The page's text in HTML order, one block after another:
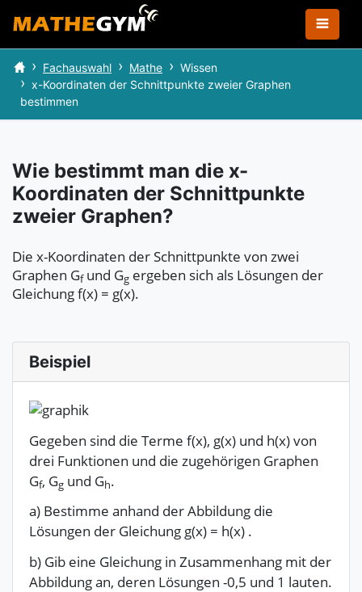
Fachauswahl Mathe
Wissen
x-Koordinaten der Schnittpunkte zweier Graphen
bestimmen
Wie bestimmt man die x-
Koordinaten der Schnittpunkte
zweier Graphen?
Die x-Koordinaten der Schnittpunkte von zwei
Graphen Gfund Gg ergeben sich als Lösungen der
Gleichungf(x) = g(x).
Beispiel
Gegeben sind die Terme f(x), g(x) und h(x) von
drei Funktionen und die zugehörigen Graphen
Gf, Gg und Gh.
a) Bestimme anhand der Abbildung die
Lösungen der Gleichung g(x) = h(x) .
b) Gib eine Gleichung in Zusammenhang mit der
Abbildung an, deren Lösungen -0,5 und 1 lauten.